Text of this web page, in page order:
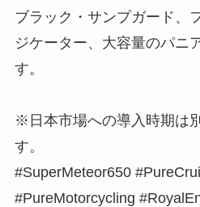
ブラック・サンプガード、
ジケーター、大容量のパニ
す。
※日本市場への導入時期は
す。
#SuperMeteor650
#PureMotorcycling